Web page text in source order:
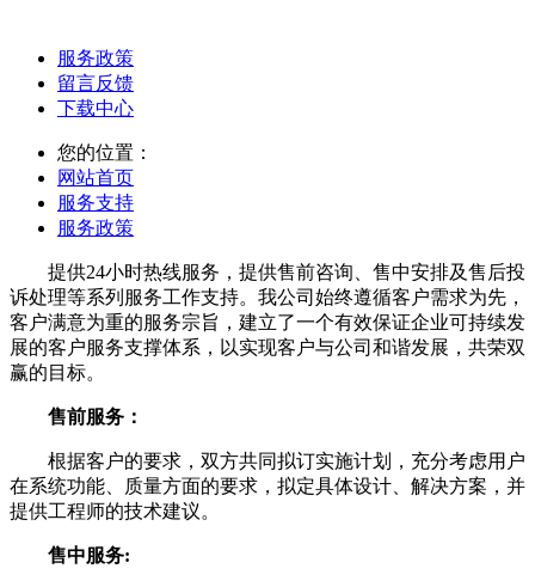
服务政策
留言反馈
下载中心
您的位置：
网站首页
服务支持
服务政策
提供24小时热线服务，提供售前咨询、售中安排及售后投
诉处理等系列服务工作支持。我公司始终遵循客户需求为先，
客户满意为重的服务宗旨，建立了一个有效保证企业可持续发
展的客户服务支撑体系，以实现客户与公司和谐发展，共荣双
赢的目标。
售前服务：
根据客户的要求，双方共同拟订实施计划，充分考虑用户
在系统功能、质量方面的要求，拟定具体设计、解决方案，并
提供工程师的技术建议。
售中服务: